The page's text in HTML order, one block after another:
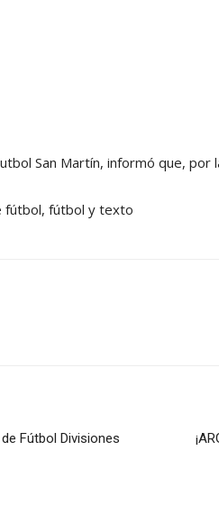
San Martín, informó que, por
Fútbol Divisiones